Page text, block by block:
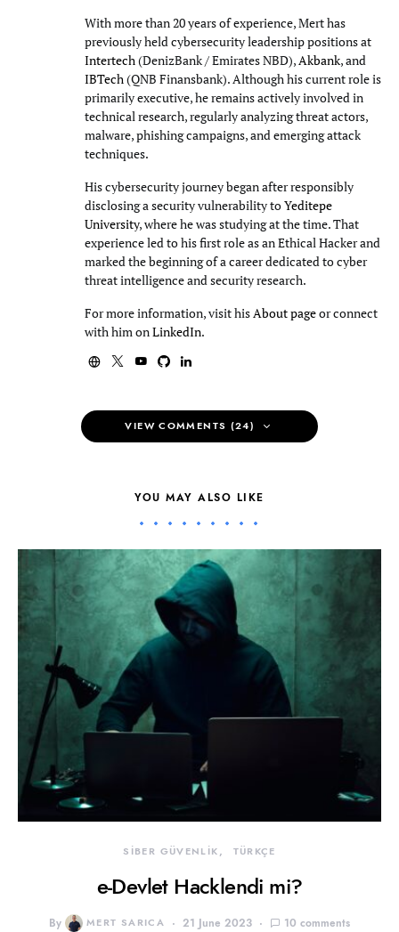
With more than 20 years of experience, Mert has
previously held cybersecurity leadership positions at
Intertech(DenizBank / Emirates NBD),Akbank, and
IBTech(QNB Finansbank). Although his current role is
primarily executive, he remains actively involved in
technical research, regularly analyzing threat actors,
malware, phishing campaigns, and emerging attack
techniques.
His cybersecurity journey began after responsibly
disclosing a security vulnerability toYeditepe
University, where he was studying at the time. That
experience led to his first role as an Ethical Hacker and
marked the beginning of a career dedicated to cyber
threat intelligence and security research.
For more information, visit hisAbout pageor connect
with him onLinkedIn.
VIEW COMMENTS (24)
YOU MAY ALSO LIKE
SİBER GÜVENLİK TÜRKÇE
e-Devlet Hacklendi mi?
By MERT SARICA 21 June 2023 10 comments